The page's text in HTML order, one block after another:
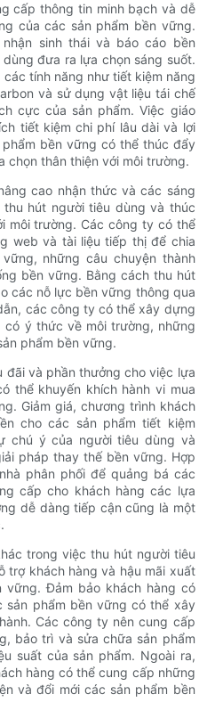
cấp thông tin minh bạch và dễ
của các sản phẩm bền vững.
sinh thái và báo cáo bền
đưa ra lựa chọn sáng suốt.
tính năng như tiết kiệm năng
và sử dụng vật liệu tái chế
cực của sản phẩm. Việc giáo
tiết kiệm chi phí lâu dài và lợi
bền vững có thể thúc đẩy
chọn thân thiện với môi trường.
cao nhận thức và các sáng
hút người tiêu dùng và thúc
môi trường. Các công ty có thể
web và tài liệu tiếp thị để chia
những câu chuyện thành
bền vững. Bằng cách thu hút
các nỗ lực bền vững thông qua
các công ty có thể xây dựng
có ý thức về môi trường, những
phẩm bền vững.
đãi và phần thưởng cho việc lựa
thể khuyến khích hành vi mua
Giảm giá, chương trình khách
cho các sản phẩm tiết kiệm
chú ý của người tiêu dùng và
pháp thay thế bền vững. Hợp
phân phối để quảng bá các
cấp cho khách hàng các lựa
dễ dàng tiếp cận cũng là một
trong việc thu hút người tiêu
trợ khách hàng và hậu mãi xuất
vững. Đảm bảo khách hàng có
sản phẩm bền vững có thể xây
Các công ty nên cung cấp
bảo trì và sửa chữa sản phẩm
suất của sản phẩm. Ngoài ra,
hàng có thể cung cấp những
và đổi mới các sản phẩm bền